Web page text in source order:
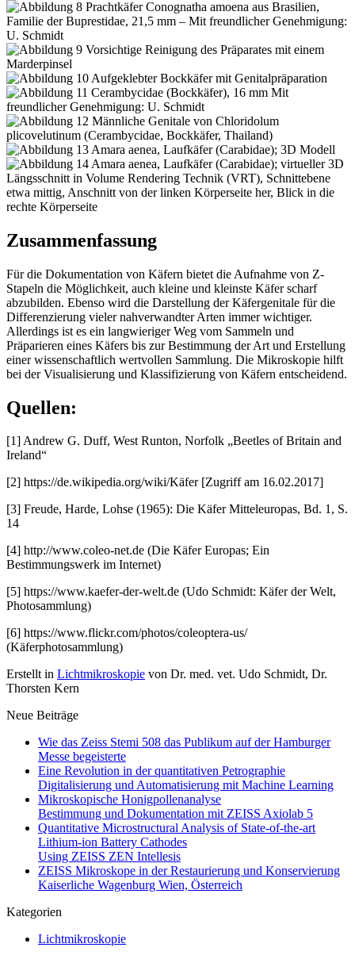
Zusammenfassung
Für die Dokumentation von Käfern bietet die Aufnahme von Z-
Stapeln die Möglichkeit, auch kleine und kleinste Käfer scharf
abzubilden. Ebenso wird die Darstellung der Käfergenitale für die
Differenzierung vieler nahverwandter Arten immer wichtiger.
Allerdings ist es ein langwieriger Weg vom Sammeln und
Präparieren eines Käfers bis zur Bestimmung der Art und Erstellung
einer wissenschaftlich wertvollen Sammlung. Die Mikroskopie hilft
bei der Visualisierung und Klassifizierung von Käfern entscheidend.
Quellen:
[1] Andrew G. Duff, West Runton, Norfolk „Beetles of Britain and
Ireland“
[2] https://de.wikipedia.org/wiki/Käfer [Zugriff am 16.02.2017]
[3] Freude, Harde, Lohse (1965): Die Käfer Mitteleuropas, Bd. 1, S.
14
[4] http://www.coleo-net.de (Die Käfer Europas; Ein
Bestimmungswerk im Internet)
[5] https://www.kaefer-der-welt.de (Udo Schmidt: Käfer der Welt,
Photosammlung)
[6] https://www.flickr.com/photos/coleoptera-us/
(Käferphotosammlung)
Erstellt in Lichtmikroskopie von Dr. med. vet. Udo Schmidt, Dr.
Thorsten Kern
Neue Beiträge
Wie das Zeiss Stemi 508 das Publikum auf der Hamburger
Messe begeisterte
Eine Revolution in der quantitativen Petrographie
Digitalisierung und Automatisierung mit Machine Learning
Mikroskopische Honigpollenanalyse
Bestimmung und Dokumentation mit ZEISS Axiolab 5
Quantitative Microstructural Analysis of State-of-the-art
Lithium-ion Battery Cathodes
Using ZEISS ZEN Intellesis
ZEISS Mikroskope in der Restaurierung und Konservierung
Kaiserliche Wagenburg Wien, Österreich
Kategorien
Lichtmikroskopie